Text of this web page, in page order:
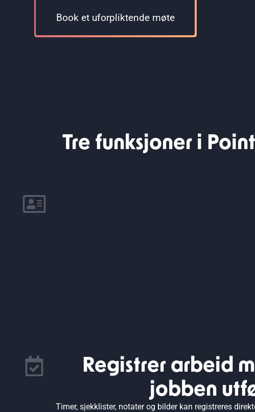
Book et uforpliktende møte
Tre funksjoner i
Registrer arbeid
jobben
Timer, sjekklister, notater og bilder kan registreres